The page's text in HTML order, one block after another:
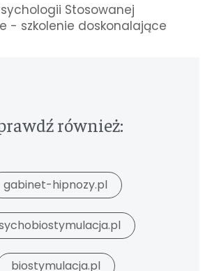
Stosowanej
- szkolenie doskonalające
również:
gabinet-hipnozy.pl
biostymulacja.pl